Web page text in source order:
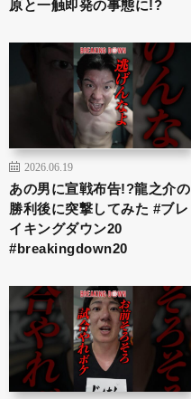
原と一触即発の事態に!?
2026.06.19
あの男に宣戦布告!?龍之介の
勝利後に突撃してみた #ブレ
イキングダウン20
#breakingdown20